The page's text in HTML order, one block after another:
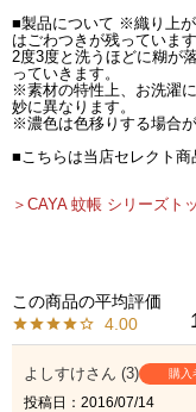
■製品について ※織り上
はごわつきが残っています
2度3度と洗うほどに糊が
っていきます。
※素材の特性上、お洗濯
妙に異なります。
※濃色は色移りする場合
■こちらは当店セレクト商
＞CAYA 蚊帳 シリーズト
4.00
よしすけ 3 購入
投稿日
2016/07/14